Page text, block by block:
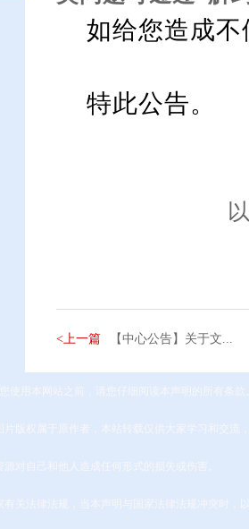
如给您造成
特此公告。
<上一篇 【中心公告】关于文...
使用本网站之前，请您仔细阅读本声明的所有条款
片版权属于原作者，本站转载仅供大家学习和交流
对自己和他人造成任何形式的损失或伤害。
有关法律法规，当本声明与国家法律法规冲突时，